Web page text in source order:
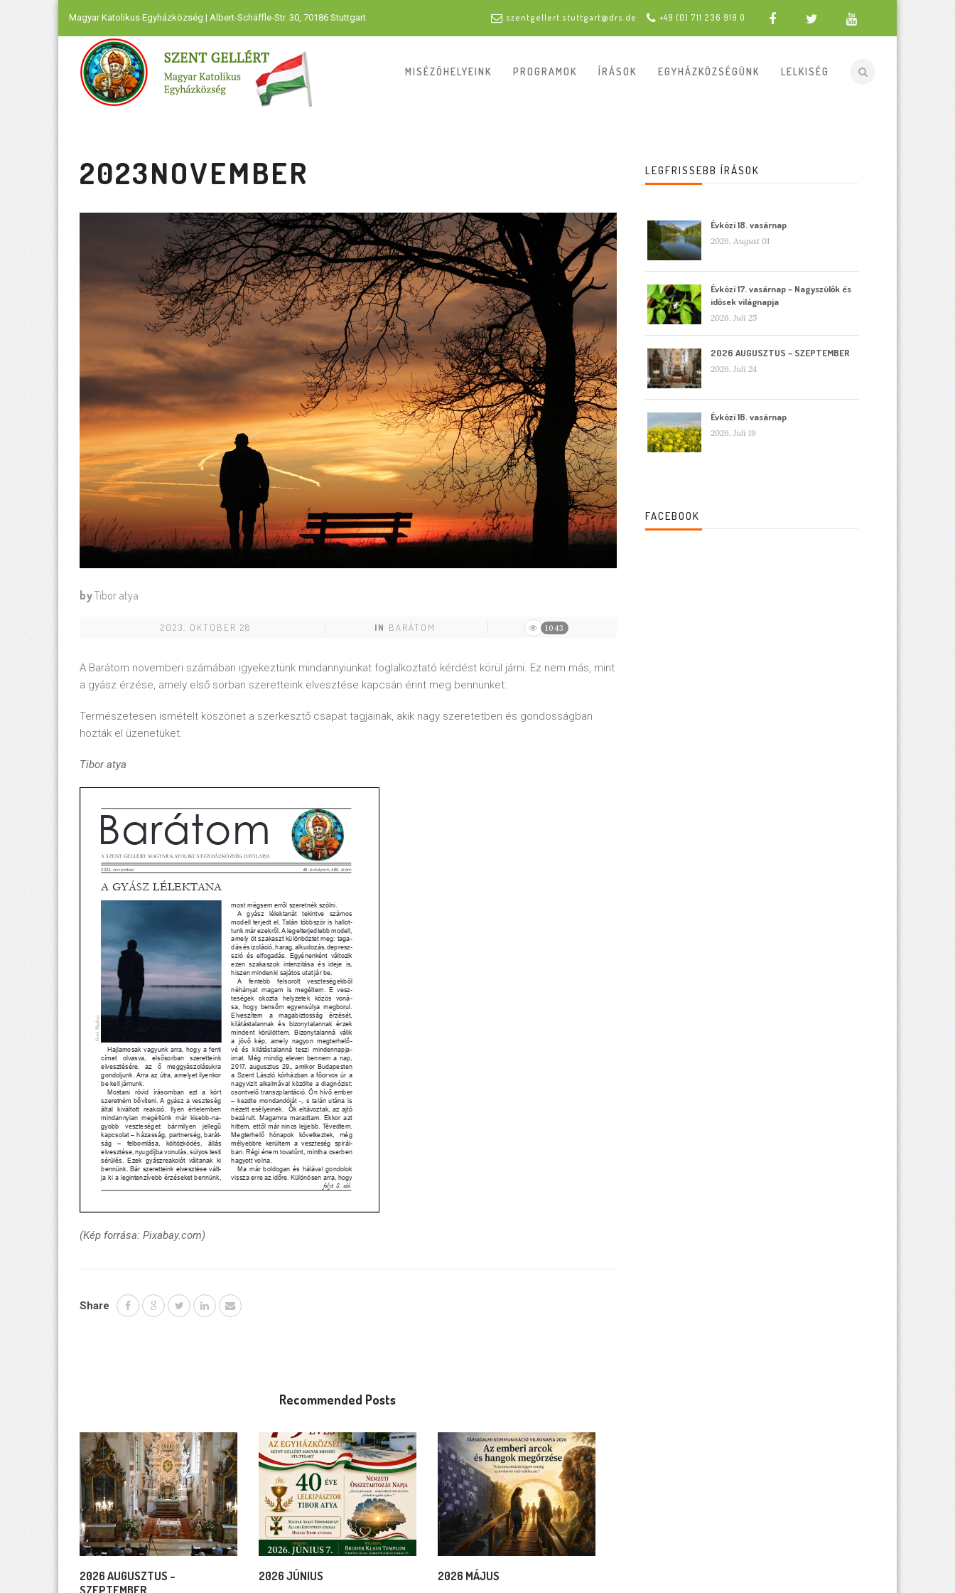
Magyar Katolikus Egyházközség | Albert-Schäffle-Str. 30, 70186 Stuttgart szentgellert.stuttgart@drs.de +49 (0) 711 236 919 0
MISÉZŐHELYEINK PROGRAMOK ÍRÁSOK EGYHÁZKÖZSÉGÜNK LELKISÉG
2023NOVEMBER
byTibor atya
2023. OKTOBER 28 IN BARÁTOM 1043
A Barátom novemberi számában igyekeztünk mindannyiunkat foglalkoztató kérdést körül járni. Ez nem más, mint
a gyász érzése, amely első sorban szeretteink elvesztése kapcsán érint meg bennünket.
Természetesen ismételt köszönet a szerkesztő csapat tagjainak, akik nagy szeretetben és gondosságban
hozták el üzenetüket.
Tibor atya
(Kép forrása: Pixabay.com)
Share
Recommended Posts
2026 AUGUSZTUS –
SZEPTEMBER
2026 JÚNIUS 2026 MÁJUS
LEGFRISSEBB ÍRÁSOK
Évközi 18. vasárnap
2026. August 01
Évközi 17. vasárnap – Nagyszülők és
idősek világnapja
2026. Juli 25
2026 AUGUSZTUS – SZEPTEMBER
2026. Juli 24
Évközi 16. vasárnap
2026. Juli 19
FACEBOOK